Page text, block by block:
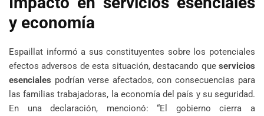
y economía
Espaillat informó a sus constituyentes sobre los potenciales
efectos adversos de esta situación, destacando que servicios
esenciales podrían verse afectados, con consecuencias para
las familias trabajadoras, la economía del país y su seguridad.
En una declaración, mencionó: “El gobierno cierra a